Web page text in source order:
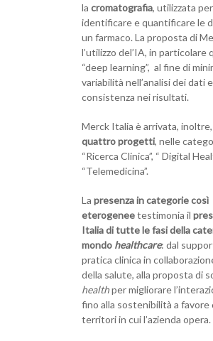
la cromatografia, utilizzata
identificare e quantificare le
un farmaco. La proposta di
l’utilizzo del’IA, in particolare
“deep learning”, al fine di
variabilità nell’analisi dei dati
consistenza nei risultati.
Merck Italia è arrivata, inoltre,
quattro progetti, nelle
“Ricerca Clinica”, “ Digital
“Telemedicina”.
La presenza in categorie così
eterogeneetestimonia il
Italia di tutte le fasi della
mondo healthcare: dal
pratica clinica in
della salute, alla proposta di
healthper migliorare
fino alla sostenibilità a favore
territori in cui l’azienda opera.